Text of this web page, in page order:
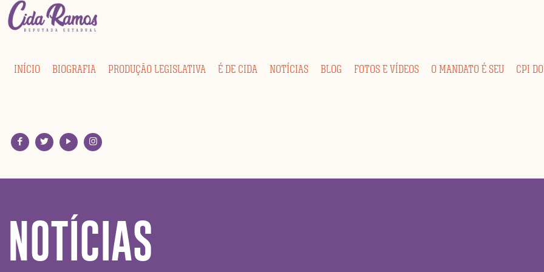
INÍCIO BIOGRAFIA PRODUÇÃO LEGISLATIVA É DE CIDA NOTÍCIAS BLOG FOTOS E VÍDEOS O MANDATO É SEU CPI
NOTÍCIAS